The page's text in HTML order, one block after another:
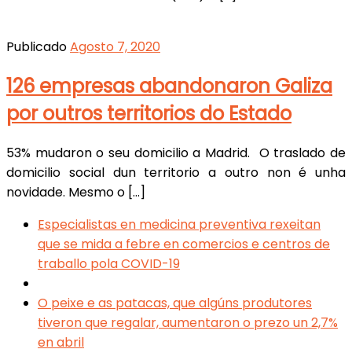
PublicadoAgosto 7, 2020
126 empresas abandonaron Galiza
por outros territorios do Estado
53% mudaron o seu domicilio a Madrid. O traslado de
domicilio social dun territorio a outro non é unha
novidade. Mesmo o […]
Navegador
artigos
Previous
post
Especialistas en medicina preventiva rexeitan
que se mida a febre en comercios e centros de
traballo pola COVID-19
to
post
list
Next
post
O peixe e as patacas, que algúns produtores
tiveron que regalar, aumentaron o prezo un 2,7%
en abril